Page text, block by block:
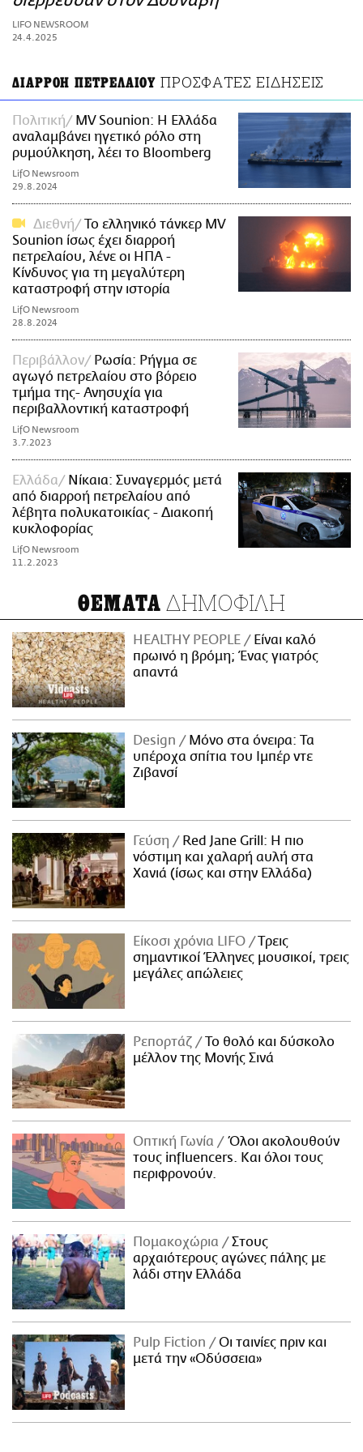
ΑΜΠΑ
PRINT
LIFO NEWSROOM
24.4.2025
ΔΙΑΡΡΟΗ ΠΕΤΡΕΛΑΙΟΥ ΠΡΟΣΦΑΤΕΣ ΕΙΔΗΣΕΙΣ
Πολιτική
MV Sounion: Η Ελλάδα
αναλαμβάνει ηγετικό ρόλο στη
ρυμούλκηση, λέει το Bloomberg
LifO Newsroom
29.8.2024
Διεθνή
Το ελληνικό τάνκερ MV
Sounion ίσως έχει διαρροή
πετρελαίου, λένε οι ΗΠΑ -
Κίνδυνος για τη μεγαλύτερη
καταστροφή στην ιστορία
LifO Newsroom
28.8.2024
Περιβάλλον
Ρωσία: Ρήγμα σε
αγωγό πετρελαίου στο βόρειο
τμήμα της- Ανησυχία για
περιβαλλοντική καταστροφή
LifO Newsroom
3.7.2023
Ελλάδα
Νίκαια: Συναγερμός μετά
από διαρροή πετρελαίου από
λέβητα πολυκατοικίας - Διακοπή
κυκλοφορίας
LifO Newsroom
11.2.2023
ΘΕΜΑΤΑ ΔΗΜΟΦΙΛΗ
HEALTHY PEOPLE
Είναι καλό
πρωινό η βρόμη; Ένας γιατρός
απαντά
Design
Μόνο στα όνειρα: Τα
υπέροχα σπίτια του Ιμπέρ ντε
Ζιβανσί
Γεύση
Red Jane Grill: Η πιο
νόστιμη και χαλαρή αυλή στα
Χανιά (ίσως και στην Ελλάδα)
Είκοσι χρόνια LIFO
Tρεις
σημαντικοί Έλληνες μουσικοί, τρεις
μεγάλες απώλειες
Ρεπορτάζ
Το θολό και δύσκολο
μέλλον της Μονής Σινά
Οπτική Γωνία
Όλοι ακολουθούν
τους influencers. Και όλοι τους
περιφρονούν.
Πομακοχώρια
Στους
αρχαιότερους αγώνες πάλης με
λάδι στην Ελλάδα
Pulp Fiction
Οι ταινίες πριν και
μετά την «Οδύσσεια»